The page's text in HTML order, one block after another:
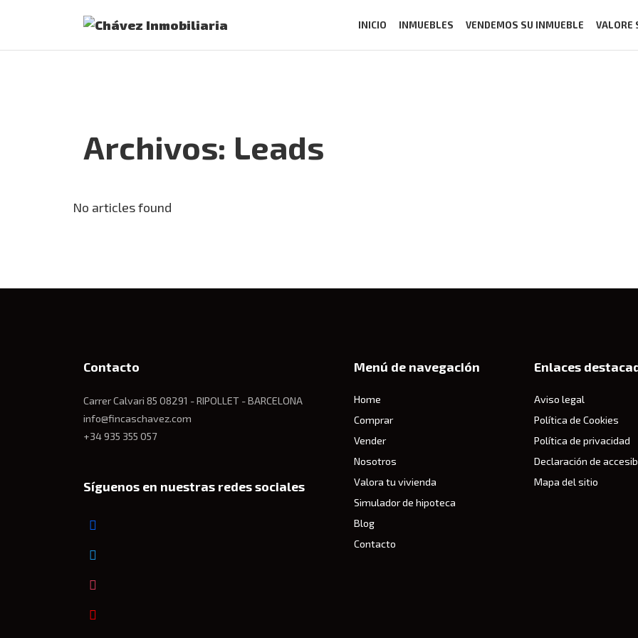
INICIO INMUEBLES VENDEMOS SU INMUEBLE VALORE
Archivos: Leads
No articles found
Contacto
Carrer Calvari 85 08291 - RIPOLLET - BARCELONA
info@fincaschavez.com
+34 935 355 057
Síguenos en nuestras redes sociales
Menú de navegación
Home
Comprar
Vender
Nosotros
Valora tu vivienda
Simulador de hipoteca
Blog
Contacto
Enlaces
Aviso legal
Política de Cookies
Política de privacidad
Declaración de
Mapa del sitio